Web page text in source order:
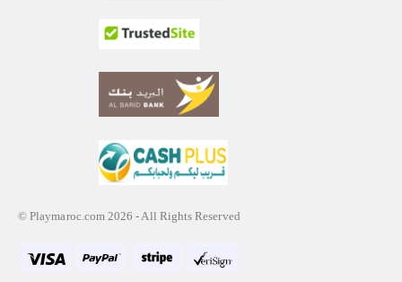
© Playmaroc.com 2026 - All Rights Reserved